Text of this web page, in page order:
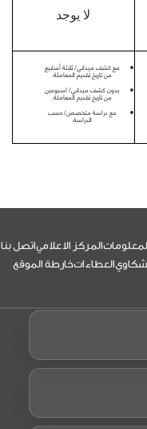
لا يوجد
مع كشف ميداني/ ثلاثة أسابيع
من تاريخ تقديم المعاملة.
بدون كشف ميداني/ اسبوعين
من تاريخ تقديم المعاملة.
مع دراسة متخصص/ حسب
الدراسة.
المركز الاعلامياتصل بنا
العطاءاتخارطة الموقع